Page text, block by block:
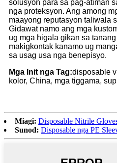
solusyon para sa pag-atiman
nga proteksyon. Ang among
maayong reputasyon taliwala
Gidawat namo ang mga
ug mga higala gikan sa
makigkontak kanamo ug
sa usag usa nga benepisyo.
Mga Init nga Tag:disposable
kolor, China, mga tiggama,
Miagi: Disposable Nitrile
Sunod: Disposable nga PE